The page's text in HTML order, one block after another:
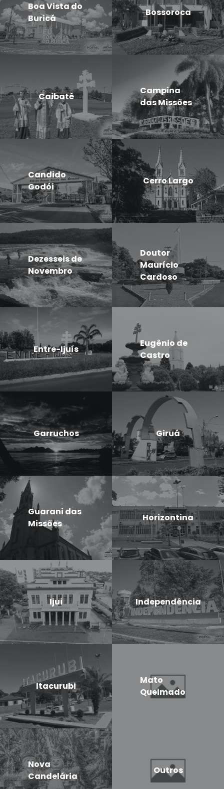
Boa Vista do
Buricá
Bossoroca
Caibaté
Campina
das Missões
Candido
Godói
Cerro Largo
Dezesseis de
Novembro
Doutor
Maurício
Cardoso
Entre-Ijuís
Eugênio de
Castro
Garruchos Giruá
Guarani das
Missões
Horizontina
Ijui Independência
Itacurubi
Mato
Queimado
Nova
Candelária
Outros